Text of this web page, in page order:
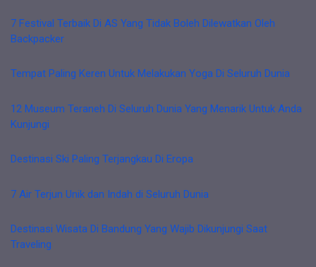
7 Festival Terbaik Di AS Yang Tidak Boleh Dilewatkan Oleh
Backpacker
Tempat Paling Keren Untuk Melakukan Yoga Di Seluruh Dunia
12 Museum Teraneh Di Seluruh Dunia Yang Menarik Untuk Anda
Kunjungi
Destinasi Ski Paling Terjangkau Di Eropa
7 Air Terjun Unik dan Indah di Seluruh Dunia
Destinasi Wisata Di Bandung Yang Wajib Dikunjungi Saat
Traveling